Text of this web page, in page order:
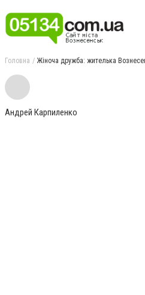
Головна Жіноча дружба: жителька
Андрей Карпиленко